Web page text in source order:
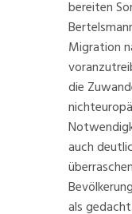
bereiten
Migration
die
auch
als